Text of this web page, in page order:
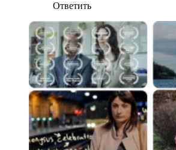
Ответить